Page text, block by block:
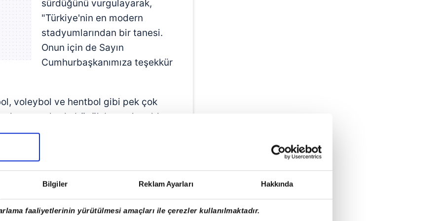
Bilgiler Reklam Ayarları Hakkında
faaliyetlerinin yürütülmesi amaçları ile çerezler kullanılmaktadır.
sürdüğünü vurgulayarak,
"Türkiye'nin en modern
stadyumlarından bir tanesi.
Onun için de Sayın
Cumhurbaşkanımıza teşekkür
voleybol ve hentbol gibi pek çok
de son aylarda büyük başarılar elde
yaptıkları yatırımların karşılığını
Futbol Şampiyonası'na hazırlandığını
modern stadyumlara sahip olan